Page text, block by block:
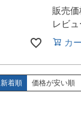
販売価
レビ
カ
新着順 価格が安い順